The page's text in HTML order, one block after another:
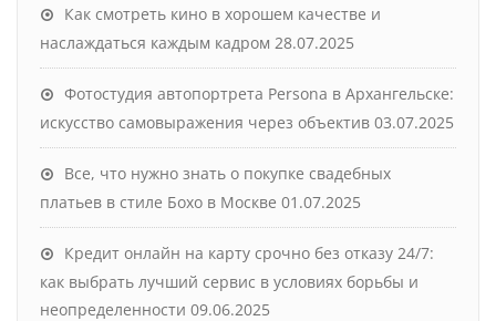
Как смотреть кино в хорошем качестве и
наслаждаться каждым кадром 28.07.2025
Фотостудия автопортрета Persona в Архангельске:
искусство самовыражения через объектив 03.07.2025
Все, что нужно знать о покупке свадебных
платьев в стиле Бохо в Москве 01.07.2025
Кредит онлайн на карту срочно без отказу 24/7:
как выбрать лучший сервис в условиях борьбы и
неопределенности 09.06.2025